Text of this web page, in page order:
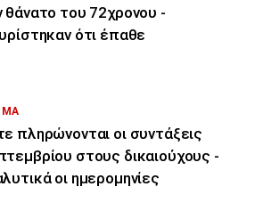
θάνατο του 72χρονου -
ότι έπαθε
πληρώνονται οι συντάξεις
στους δικαιούχους -
οι ημερομηνίες